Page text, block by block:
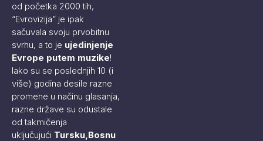
od početka 2000 tih,
“Evrovizija” je ipak
sačuvala svoju prvobitnu
svrhu, a to je ujedinjenje
Evrope putem muzike!
Iako su se poslednjih 10 (i
više) godina desile razne
promene u načinu glasanja,
razne države su odustale
od takmičenja
uključujući Tursku,Bosnu